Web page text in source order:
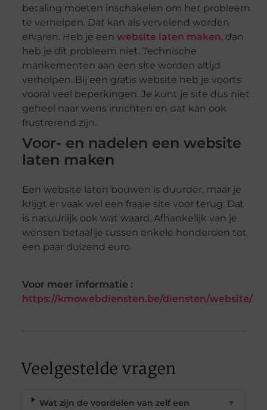
betaling moeten inschakelen om het probleem
te verhelpen. Dat kan als vervelend worden
ervaren. Heb je een website laten maken, dan
heb je dit probleem niet. Technische
mankementen aan een site worden altijd
verholpen. Bij een gratis website heb je voorts
vooral veel beperkingen. Je kunt je site dus niet
geheel naar wens inrichten en dat kan ook
frustrerend zijn.
Voor- en nadelen een website
laten maken
Een website laten bouwen is duurder, maar je
krijgt er vaak wel een fraaie site voor terug. Dat
is natuurlijk ook wat waard. Afhankelijk van je
wensen betaal je tussen enkele honderden tot
een paar duizend euro.
Voor meer informatie :
https://kmowebdiensten.be/diensten/website/
Veelgestelde vragen
Wat zijn de voordelen van zelf een
▼